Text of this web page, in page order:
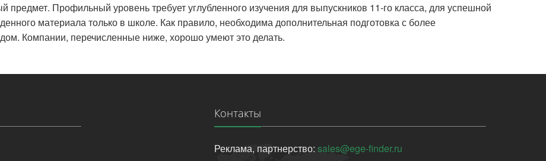
предмет. Профильный уровень требует углубленного изучения для выпускников 11-го класса, для успешной
материала только в школе. Как правило, необходима дополнительная подготовка с более
Компании, перечисленные ниже, хорошо умеют это делать.
Контакты
Реклама, партнерство: sales@ege-finder.ru